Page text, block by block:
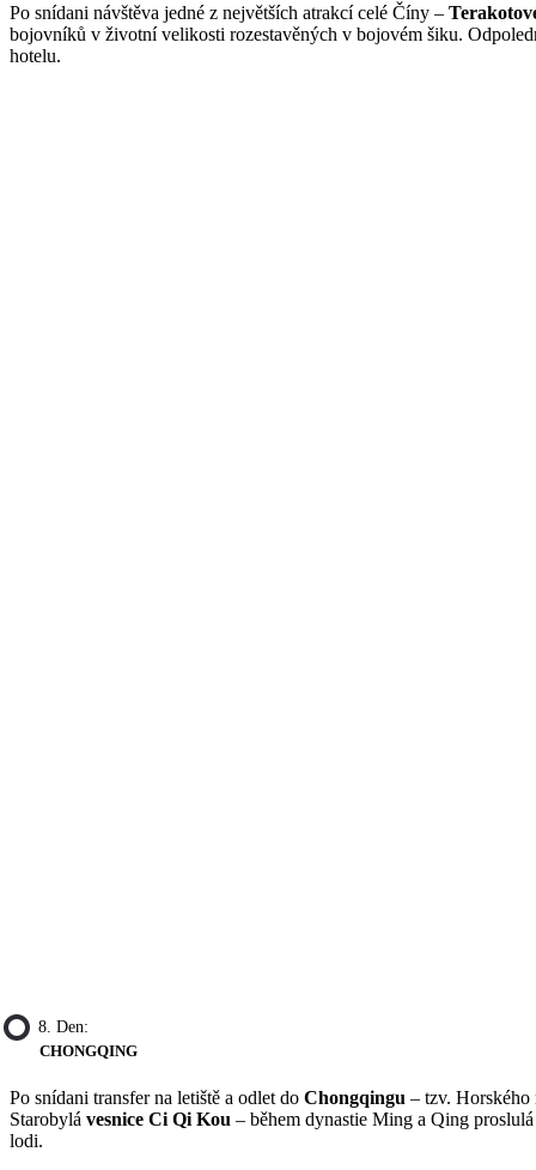
Po snídani návštěva jedné z největších atrakcí celé Číny –
bojovníků v životní velikosti rozestavěných v bojovém šiku.
hotelu.
8. Den:
CHONGQING
Po snídani transfer na letiště a odlet do Chongqingu – tzv.
Starobylá vesnice Ci Qi Kou – během dynastie Ming a Qing
lodi.